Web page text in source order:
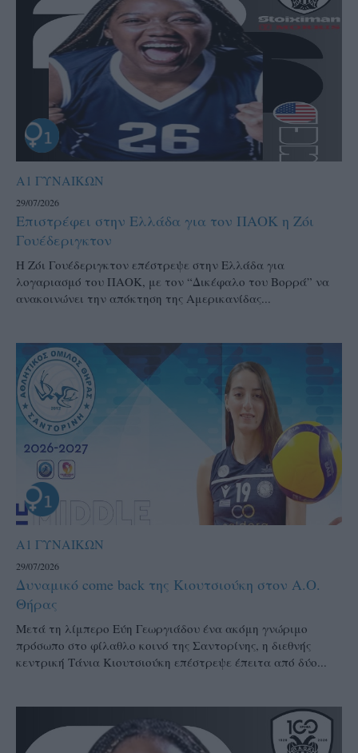
Α1 ΓΥΝΑΙΚΩΝ
29/07/2026
Επιστρέφει στην Ελλάδα για τον ΠΑΟΚ η Ζόι
Γουέδεριγκτον
Η Ζόι Γουέδεριγκτον επέστρεψε στην Ελλάδα για
λογαριασμό του ΠΑΟΚ, με τον “Δικέφαλο του Βορρά” να
ανακοινώνει την απόκτηση της Αμερικανίδας...
Α1 ΓΥΝΑΙΚΩΝ
29/07/2026
Δυναμικό come back της Κιουτσιούκη στον Α.Ο.
Θήρας
Μετά τη λίμπερο Εύη Γεωργιάδου ένα ακόμη γνώριμο
πρόσωπο στο φίλαθλο κοινό της Σαντορίνης, η διεθνής
κεντρική Τάνια Κιουτσιούκη επέστρεψε έπειτα από δύο...